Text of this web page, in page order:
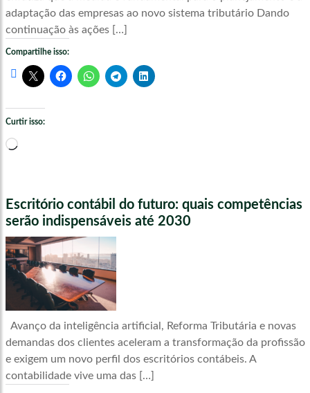
adaptação das empresas ao novo sistema tributário Dando
continuação às ações […]
Compartilhe isso:
Curtir isso:
Carregando...
Escritório contábil do futuro: quais competências
serão indispensáveis até 2030
Avanço da inteligência artificial, Reforma Tributária e novas
demandas dos clientes aceleram a transformação da profissão
e exigem um novo perfil dos escritórios contábeis. A
contabilidade vive uma das […]